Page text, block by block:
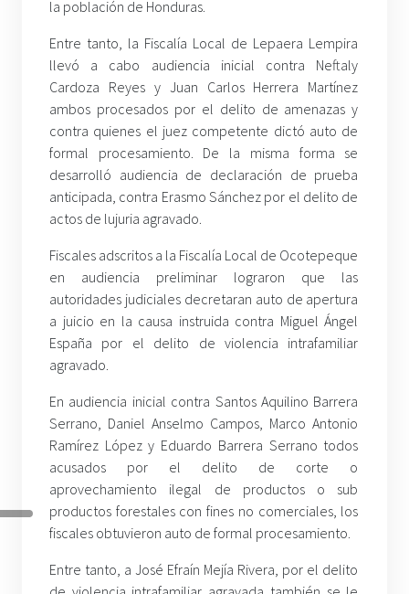
la población de Honduras.
Entre tanto, la Fiscalía Local de Lepaera Lempira
llevó a cabo audiencia inicial contra Neftaly
Cardoza Reyes y Juan Carlos Herrera Martínez
ambos procesados por el delito de amenazas y
contra quienes el juez competente dictó auto de
formal procesamiento. De la misma forma se
desarrolló audiencia de declaración de prueba
anticipada, contra Erasmo Sánchez por el delito de
actos de lujuria agravado.
Fiscales adscritos a la Fiscalía Local de Ocotepeque
en audiencia preliminar lograron que las
autoridades judiciales decretaran auto de apertura
a juicio en la causa instruida contra Miguel Ángel
España por el delito de violencia intrafamiliar
agravado.
En audiencia inicial contra Santos Aquilino Barrera
Serrano, Daniel Anselmo Campos, Marco Antonio
Ramírez López y Eduardo Barrera Serrano todos
acusados por el delito de corte o
aprovechamiento ilegal de productos o sub
productos forestales con fines no comerciales, los
fiscales obtuvieron auto de formal procesamiento.
Entre tanto, a José Efraín Mejía Rivera, por el delito